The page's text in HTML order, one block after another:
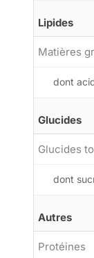
Lipides
Matières
dont
Glucides
Glucides
dont
Autres
Protéines